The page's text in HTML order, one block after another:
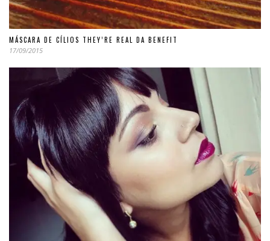
MÁSCARA DE CÍLIOS THEY’RE REAL DA BENEFIT
17/09/2015